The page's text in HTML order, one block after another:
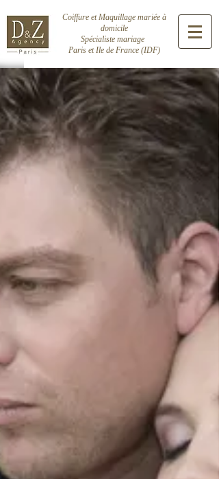
Coiffure et Maquillage mariée à
domicile
Spécialiste mariage
Paris et Ile de France (IDF)